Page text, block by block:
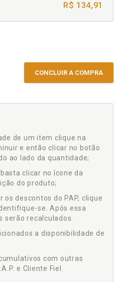
R$ 134,91
CONCLUIR A COMPRA
de um item clique na
e então clicar no botão
ao lado da quantidade;
clicar no ícone da
do produto;
os descontos do PAP, clique
se. Após essa
serão recalculados.
a disponibilidade de
com outras
e Cliente Fiel.